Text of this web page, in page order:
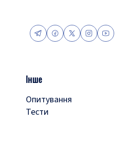
Інше
Опитування
Тести